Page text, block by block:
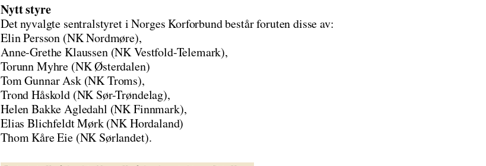
Nytt styre
Det nyvalgte sentralstyret i Norges Korforbund består foruten disse av:
Elin Persson (NK Nordmøre),
Anne-Grethe Klaussen (NK Vestfold-Telemark),
Torunn Myhre (NK Østerdalen)
Tom Gunnar Ask (NK Troms),
Trond Håskold (NK Sør-Trøndelag),
Helen Bakke Agledahl (NK Finnmark),
Elias Blichfeldt Mørk (NK Hordaland)
Thom Kåre Eie (NK Sørlandet).